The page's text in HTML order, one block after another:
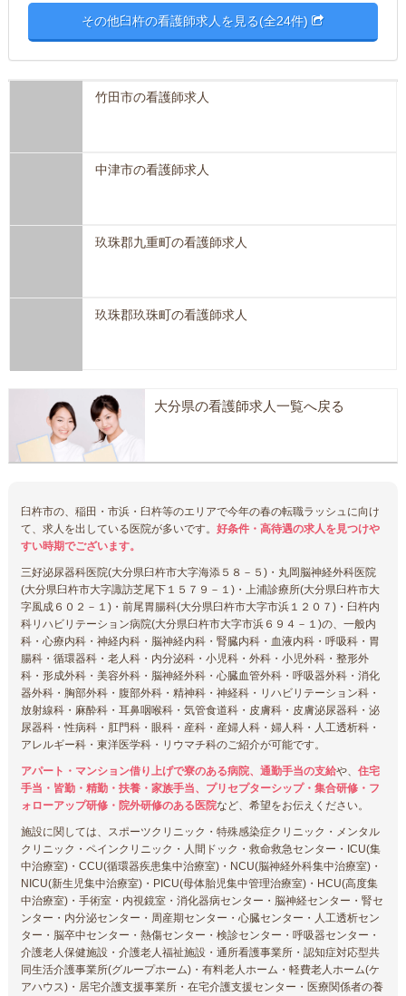
その他臼杵の看護師求人を見る(全24件)
竹田市の看護師求人
中津市の看護師求人
玖珠郡九重町の看護師求人
玖珠郡玖珠町の看護師求人
大分県の看護師求人一覧へ戻る
臼杵市の、稲田・市浜・臼杵等のエリアで今年の春の転職ラッシュに向け
て、求人を出している医院が多いです。 好条件・高待遇の求人を見つけや
すい時期でございます。
三好泌尿器科医院(大分県臼杵市大字海添５８－５)・丸岡脳神経外科医院
(大分県臼杵市大字諏訪芝尾下１５７９－１)・上浦診療所(大分県臼杵市大
字風成６０２－１)・前尾胃腸科(大分県臼杵市大字市浜１２０７)・臼杵内
科リハビリテーション病院(大分県臼杵市大字市浜６９４－１)の、一般内
科・心療内科・神経内科・脳神経内科・腎臓内科・血液内科・呼吸科・胃
腸科・循環器科・老人科・内分泌科・小児科・外科・小児外科・整形外
科・形成外科・美容外科・脳神経外科・心臓血管外科・呼吸器外科・消化
器外科・胸部外科・腹部外科・精神科・神経科・リハビリテーション科・
放射線科・麻酔科・耳鼻咽喉科・気管食道科・皮膚科・皮膚泌尿器科・泌
尿器科・性病科・肛門科・眼科・産科・産婦人科・婦人科・人工透析科・
アレルギー科・東洋医学科・リウマチ科のご紹介が可能です。
アパート・マンション借り上げで寮のある病院、通勤手当の支給や、 住宅
手当・皆勤・精勤・扶養・家族手当、プリセプターシップ・集合研修・フ
ォローアップ研修・院外研修のある医院など、希望をお伝えください。
施設に関しては、スポーツクリニック・特殊感染症クリニック・メンタル
クリニック・ペインクリニック・人間ドック・救命救急センター・ICU(集
中治療室)・CCU(循環器疾患集中治療室)・NCU(脳神経外科集中治療室)・
NICU(新生児集中治療室)・PICU(母体胎児集中管理治療室)・HCU(高度集
中治療室)・手術室・内視鏡室・消化器病センター・脳神経センター・腎セ
ンター・内分泌センター・周産期センター・心臓センター・人工透析セン
ター・脳卒中センター・熱傷センター・検診センター・呼吸器センター・
介護老人保健施設・介護老人福祉施設・通所看護事業所・認知症対応型共
同生活介護事業所(グループホーム)・有料老人ホーム・軽費老人ホーム(ケ
アハウス)・居宅介護支援事業所・在宅介護支援センター・医療関係者の養